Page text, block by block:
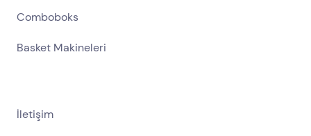
Comboboks
Basket Makineleri
İletişim